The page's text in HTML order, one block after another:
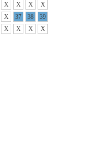
X X X
X
X 37 38
39
X X X
X